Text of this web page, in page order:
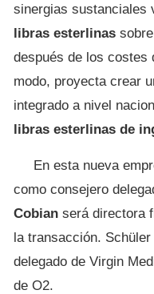
sinergias sustanciales
libras esterlinas
después de los costes
modo, proyecta crear
integrado a nivel
libras esterlinas de
En esta nueva
como consejero
Cobian será directora
la transacción.
delegado de Virgin
de O2.